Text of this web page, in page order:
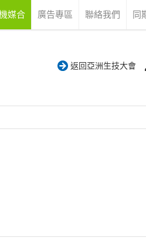
媒合 廣告專區 聯絡我們 同
返回亞洲生技大會